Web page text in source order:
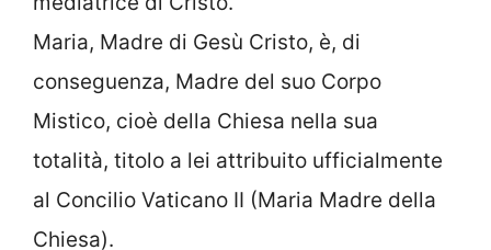
Maria, Madre di Gesù Cristo, è, di
conseguenza, Madre del suo Corpo
Mistico, cioè della Chiesa nella sua
totalità, titolo a lei attribuito ufficialmente
al Concilio Vaticano II (Maria Madre della
Chiesa).